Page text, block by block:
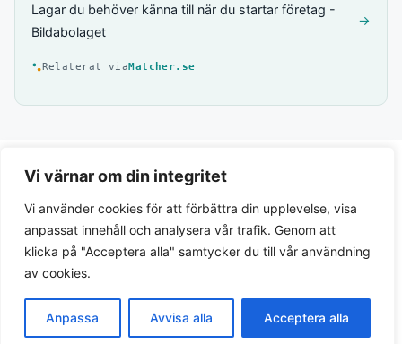
Vi värnar om din integritet
Vi använder cookies för att förbättra din upplevelse, visa
anpassat innehåll och analysera vår trafik. Genom att
klicka på "Acceptera alla" samtycker du till vår användning
av cookies.
Anpassa Avvisa alla Acceptera alla
Lagar du behöver känna till när du startar företag -
Bildabolaget
→
Relaterat viaMatcher.se
Integritetspolicy
© 2026 Lagar.se. Svensk lagtext och juridiska guider.